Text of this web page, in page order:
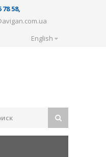
78 58,
English